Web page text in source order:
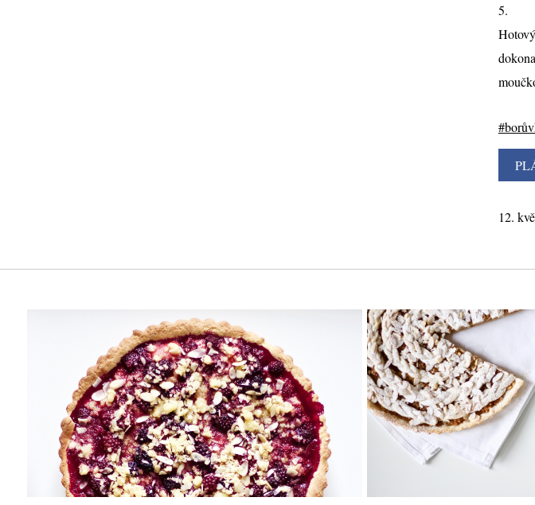
5.
12.